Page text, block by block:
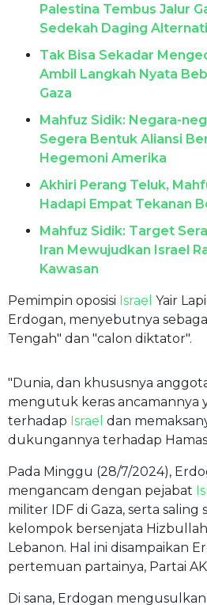
Palestina Tembus Jalur
Sedekah Daging
Tak Bisa Sekadar
Ambil Langkah Nyata
Gaza
Mahfuz Sidik: Negara-
Segera Bentuk Aliansi
Hegemoni Amerika
Akhiri Perang Teluk,
Hadapi Empat Tekanan
Mahfuz Sidik: Target
Iran Mewujudkan Israel
Kawasan
Pemimpin oposisi Israel Yair
Erdogan, menyebutnya
Tengah" dan "calon diktator".
"Dunia, dan khususnya
mengutuk keras ancamannya
terhadap Israel dan
dukungannya terhadap
Pada Minggu (28/7/2024),
mengancam dengan pejabat
militer IDF di Gaza, serta saling
kelompok bersenjata
Lebanon. Hal ini disampaikan
pertemuan partainya, Partai
Di sana, Erdogan